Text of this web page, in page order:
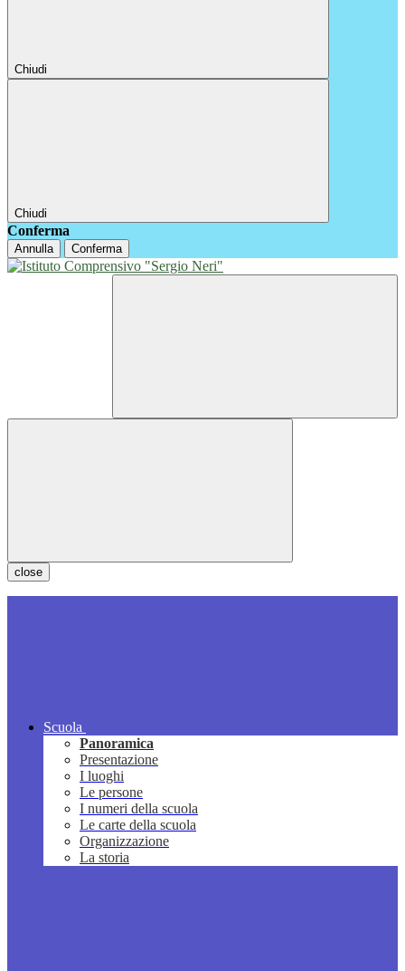
Chiudi
Chiudi
Conferma
Annulla Conferma
close
Scuola
Panoramica
Presentazione
I luoghi
Le persone
I numeri della scuola
Le carte della scuola
Organizzazione
La storia